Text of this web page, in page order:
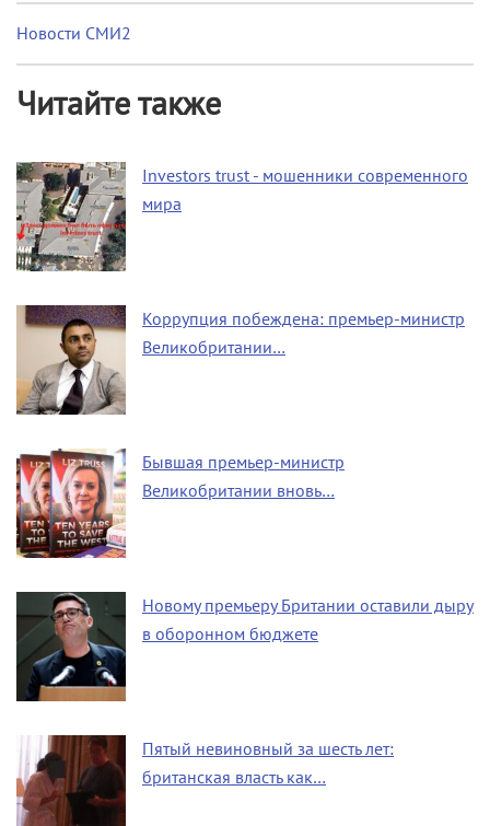
Новости СМИ2
Читайте также
Investors trust - мошенники современного
мира
Коррупция побеждена: премьер-министр
Великобритании…
Бывшая премьер-министр
Великобритании вновь…
Новому премьеру Британии оставили дыру
в оборонном бюджете
Пятый невиновный за шесть лет:
британская власть как…